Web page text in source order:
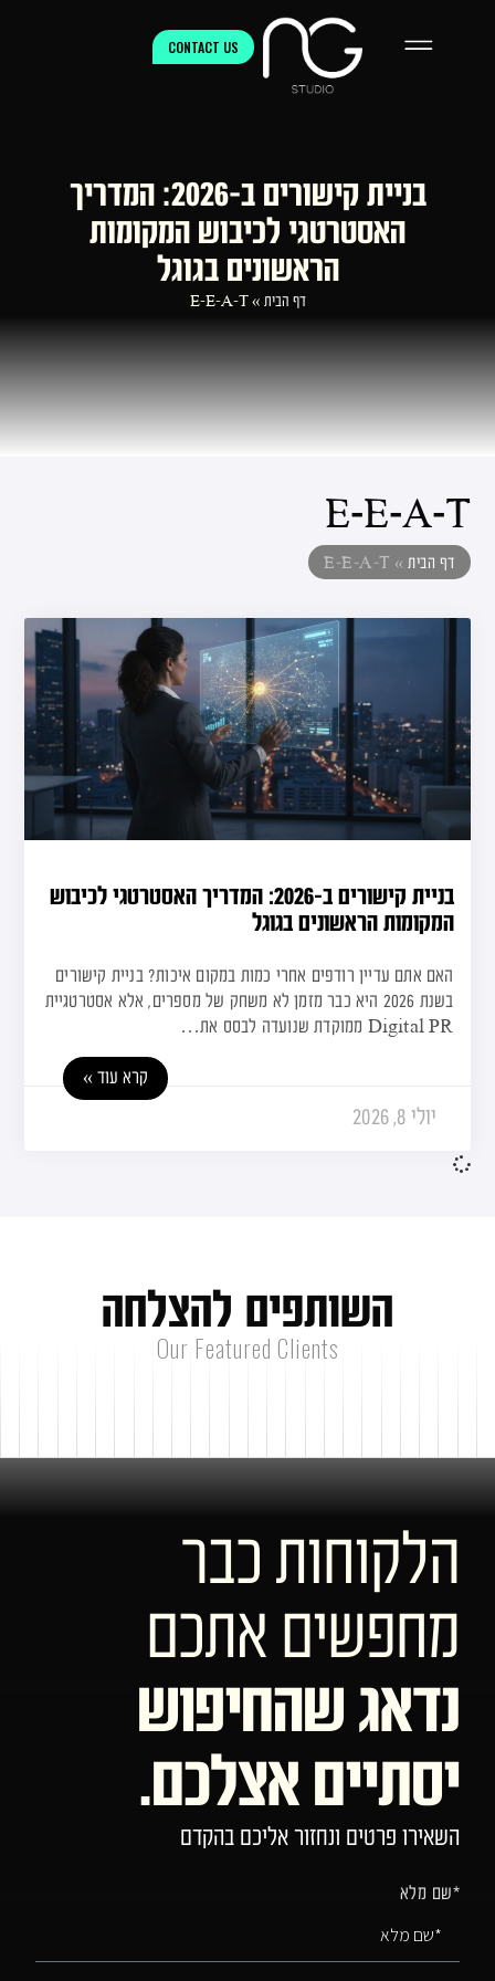
CONTACT US
בניית קישורים ב-2026: המדריך
האסטרטגי לכיבוש המקומות
הראשונים בגוגל
דף הבית »
E-E-A-T
E-E-A-T
דף הבית»
E-E-A-T
בניית קישורים ב-2026: המדריך האסטרטגי לכיבוש
המקומות הראשונים בגוגל
האם אתם עדיין רודפים אחרי כמות במקום איכות? בניית קישורים
בשנת 2026 היא כבר מזמן לא משחק של מספרים, אלא אסטרטגיית
Digital PR ממוקדת שנועדה לבסס את…
קרא עוד »
יולי 8, 2026
השותפים להצלחה
Our Featured Clients
הלקוחות כבר
מחפשים אתכם
נדאג שהחיפוש
יסתיים אצלכם.
השאירו פרטים ונחזור אליכם בהקדם
*שם מלא